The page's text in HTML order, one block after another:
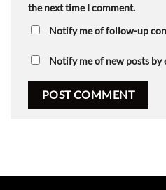
the next time I comment.
Notify me of follow-up
Notify me of new posts by